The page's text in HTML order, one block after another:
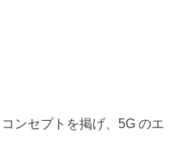
ンセプトを掲げ、5G のエ